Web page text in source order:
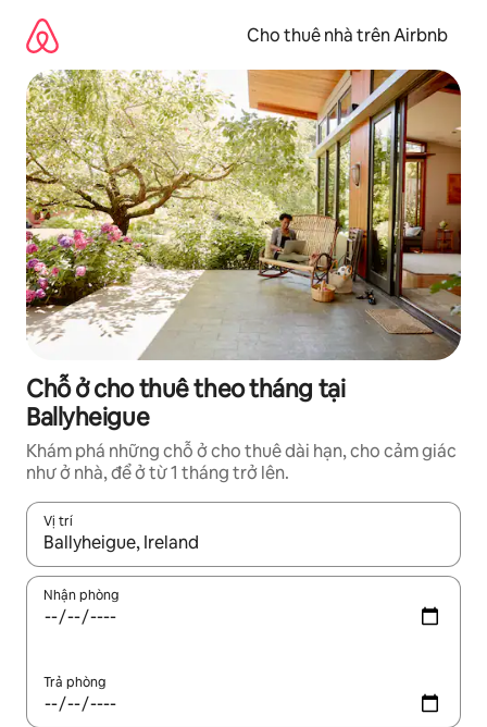
dung
Cho thuê nhà trên Airbnb
Chỗ ở cho thuê theo tháng tại
Ballyheigue
Khám phá những chỗ ở cho thuê dài hạn, cho cảm giác
như ở nhà, để ở từ 1 tháng trở lên.
Vị trí
Khi có kết quả, hãy điều hướng bằng phím mũi tên lên và
Nhận phòng
Trả phòng